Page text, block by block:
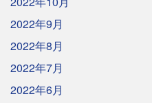
2022年9月
2022年8月
2022年7月
2022年6月